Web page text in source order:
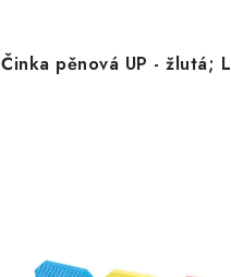
Činka pěnová UP - žlutá; L